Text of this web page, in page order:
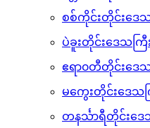
စစ်ကိုင်းတိုင်းဒေ
ပဲခူးတိုင်းဒေသကြီ
ဧရာ၀တီတိုင်းဒေ
မကွေးတိုင်းဒေသက
တနင်္သာရီတိုင်းဒေ